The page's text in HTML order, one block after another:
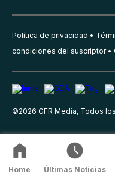
Política de privacidad
condiciones del suscriptor
©2026 GFR Media, Todos
Home Últimas Noticias